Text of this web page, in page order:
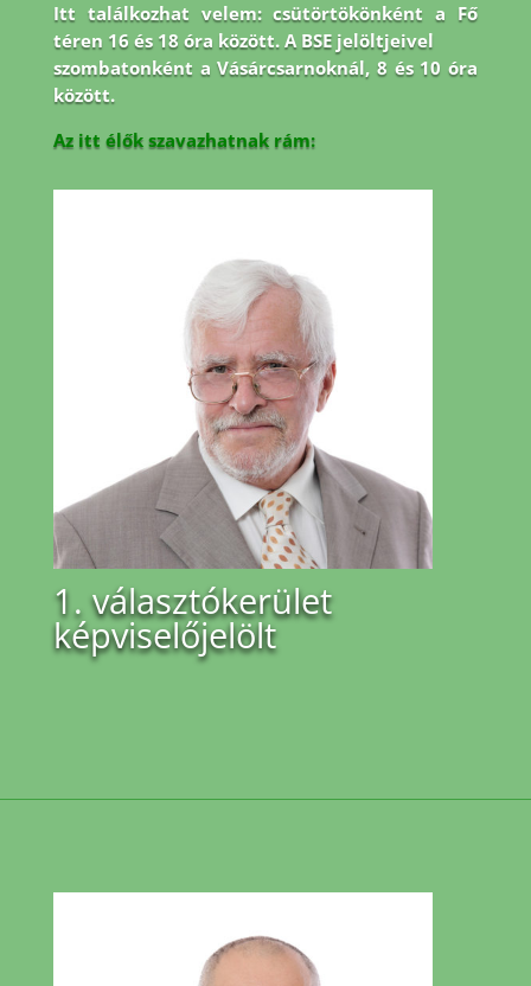
Itt találkozhat velem: csütörtökönként a Fő
téren 16 és 18 óra között. A BSE jelöltjeivel
szombatonként a Vásárcsarnoknál, 8 és 10 óra
között.
Az itt élők szavazhatnak rám:
1. választókerület
képviselőjelölt